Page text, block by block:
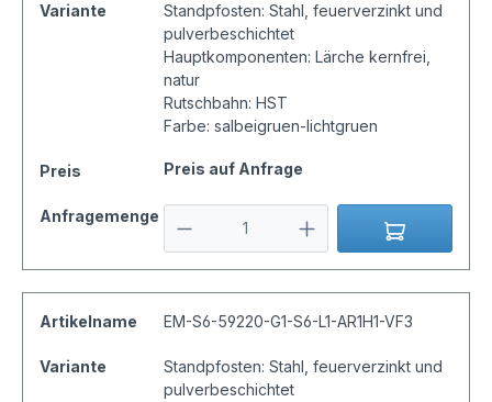
Variante
Standpfosten: Stahl, feuerverzinkt und
pulverbeschichtet
Hauptkomponenten: Lärche kernfrei,
natur
Rutschbahn: HST
Farbe: salbeigruen-lichtgruen
Preis Preis auf Anfrage
Anfragemenge
Artikelname EM-S6-59220-G1-S6-L1-AR1H1-VF3
Variante
Standpfosten: Stahl, feuerverzinkt und
pulverbeschichtet